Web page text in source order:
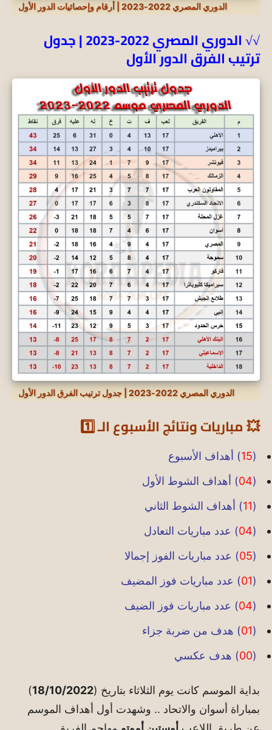
الدوري المصري 2022-2023 | أرقام وإحصائيات الدور الأول
√√ الدوري المصري 2022-2023 | جدول
ترتيب الفرق الدور الأول
الدوري المصري 2022-2023 | جدول ترتيب الفرق الدور الأول
💥 مباريات ونتائج الأسبوع الـ 1️⃣
(
15) أهداف الأسبوع
(
04) أهداف الشوط الأول
(
11) أهداف الشوط الثاني
(
04) عدد مباريات التعادل
(
05) عدد مباريات الفوز إجمالا
(
01) عدد مباريات فوز المضيف
(
04) عدد مباريات فوز الضيف
(
01) هدف من ضربة جزاء
(
00) هدف عكسي
بداية الموسم كانت يوم الثلاثاء بتاريخ (18/10/2022
)
بمباراة أسوان والاتحاد .. وشهدت أول أهداف الموسم